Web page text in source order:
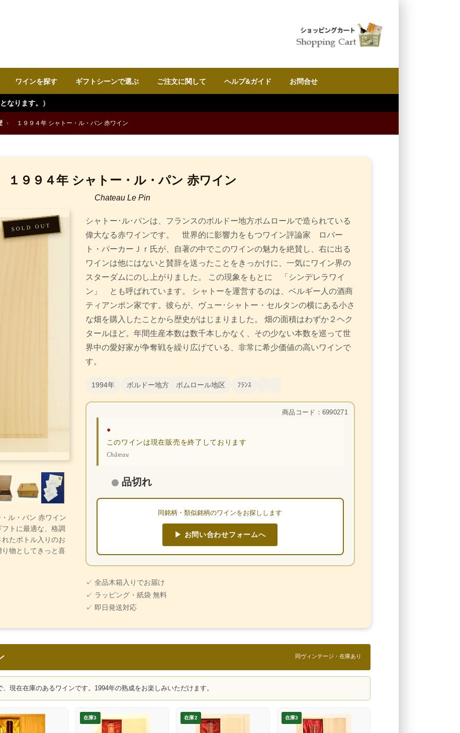
ワインを探す ギフトシーンで選ぶ ご注文に関して ヘルプ&ガイド お問合せ
› １９９４年 シャトー・ル・パン 赤ワイン
１９９４年 シャトー・ル・パン 赤ワイン
Chateau Le Pin
ル・パン 赤ワイン
トに最適な、格調
たボトル入りのお
物としてきっと喜
シャトー･ル･パンは、フランスのボルドー地方ポムロールで造られている
偉大なる赤ワインです。 世界的に影響力をもつワイン評論家 ロバー
ト・パーカーＪｒ氏が、自著の中でこのワインの魅力を絶賛し、右に出る
ワインは他にはないと賛辞を送ったことをきっかけに、一気にワイン界の
スターダムにのし上がりました。 この現象をもとに 「シンデレラワイ
ン」 とも呼ばれています。 シャトーを運営するのは、ベルギー人の酒商
ティアンポン家です。彼らが、ヴュー･シャトー・セルタンの横にある小さ
な畑を購入したことから歴史がはじまりました。 畑の面積はわずか２ヘク
タールほど。年間生産本数は数千本しかなく、その少ない本数を巡って世
界中の愛好家が争奪戦を繰り広げている、非常に希少価値の高いワインで
す。
1994年 ボルドー地方 ポムロール地区 ﾌﾗﾝｽ
商品コード：6990271
●
このワインは現在販売を終了しております
Château
品切れ
同銘柄・類似銘柄のワインをお探しします
▶ お問い合わせフォームへ
✓ 全品木箱入りでお届け
✓ ラッピング・紙袋 無料
✓ 即日発送対応
同ヴィンテージ・在庫あり
現在在庫のあるワインです。1994年の熟成をお楽しみいただけます。
在庫3 在庫2 在庫3